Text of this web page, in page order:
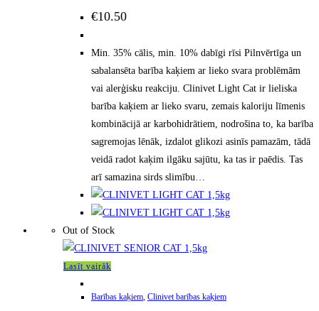
€10.50
Min. 35% cālis, min. 10% dabīgi rīsi Pilnvērtīga un
sabalansēta barība kaķiem ar lieko svara problēmām
vai alerģisku reakciju. Clinivet Light Cat ir lieliska
barība kaķiem ar lieko svaru, zemais kaloriju līmenis
kombinācijā ar karbohidrātiem, nodrošina to, ka barība
sagremojas lēnāk, izdalot glikozi asinīs pamazām, tādā
veidā radot kaķim ilgāku sajūtu, ka tas ir paēdis. Tas
arī samazina sirds slimību…
Out of Stock
Lasīt vairāk
Barības kaķiem Clinivet barības kaķiem